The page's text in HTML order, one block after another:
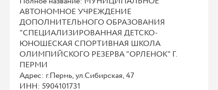
АВТОНОМНОЕ УЧРЕЖДЕНИЕ
ДОПОЛНИТЕЛЬНОГО ОБРАЗОВАНИЯ
"СПЕЦИАЛИЗИРОВАННАЯ ДЕТСКО-
ЮНОШЕСКАЯ СПОРТИВНАЯ ШКОЛА
ОЛИМПИЙСКОГО РЕЗЕРВА "ОРЛЕНОК" Г.
ПЕРМИ
Адрес: г.Пермь, ул.Сибирская, 47
ИНН: 5904101731